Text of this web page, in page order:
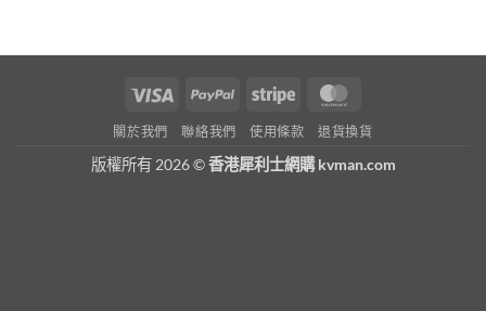
Visa PayPal Stripe
關於我們 聯絡我們 使用條款 退貨換貨
版權所有 2026 ©香港犀利士網購 kvman.com